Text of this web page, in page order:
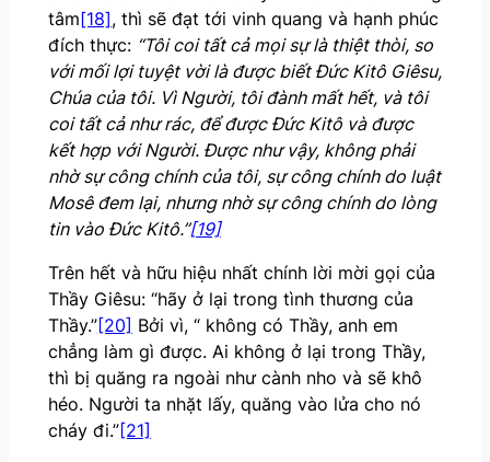
tâm[18], thì sẽ đạt tới vinh quang và hạnh phúc
đích thực: “Tôi coi tất cả mọi sự là thiệt thòi, so
với mối lợi tuyệt vời là được biết Đức Kitô Giêsu,
Chúa của tôi. Vì Người, tôi đành mất hết, và tôi
coi tất cả như rác, để được Đức Kitô và được
kết hợp với Người. Được như vậy, không phải
nhờ sự công chính của tôi, sự công chính do luật
Mosê đem lại, nhưng nhờ sự công chính do lòng
tin vào Đức Kitô.”[19]
Trên hết và hữu hiệu nhất chính lời mời gọi của
Thầy Giêsu: “hãy ở lại trong tình thương của
Thầy.”[20] Bởi vì, “ không có Thầy, anh em
chẳng làm gì được. Ai không ở lại trong Thầy,
thì bị quăng ra ngoài như cành nho và sẽ khô
héo. Người ta nhặt lấy, quăng vào lửa cho nó
cháy đi.”[21]